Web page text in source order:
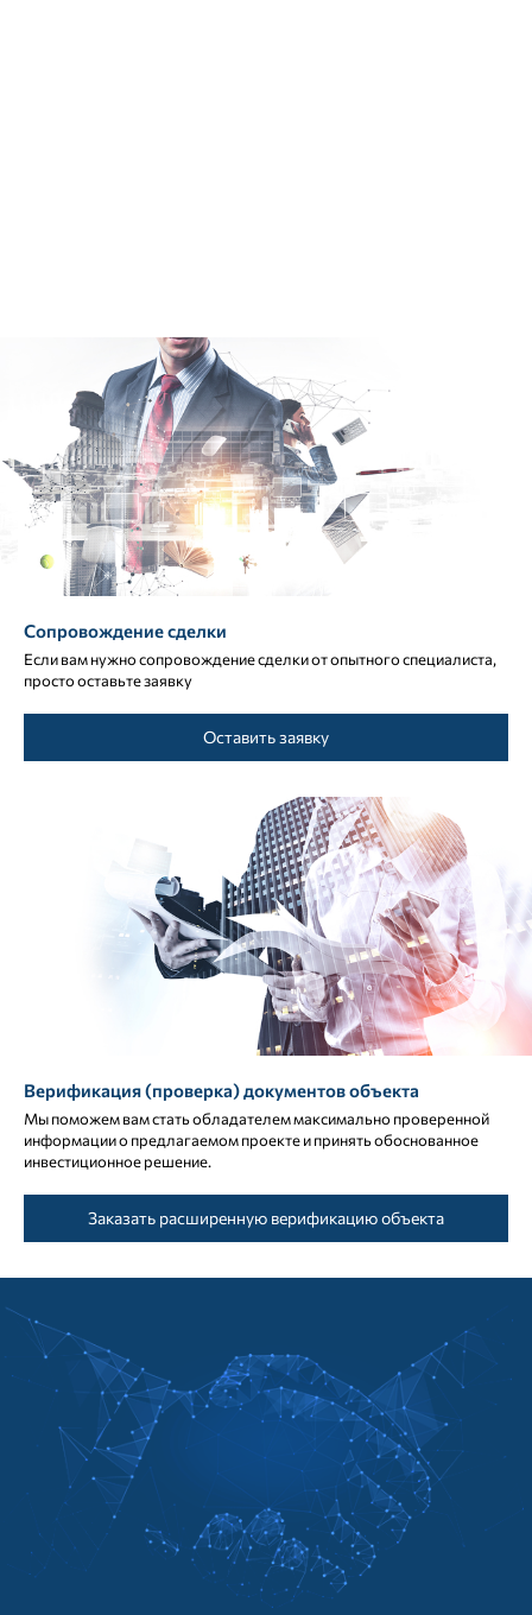
Сопровождение сделки
Если вам нужно сопровождение сделки от опытного специалиста,
просто оставьте заявку
Оставить заявку
Верификация (проверка) документов объекта
Мы поможем вам стать обладателем максимально проверенной
информации о предлагаемом проекте и принять обоснованное
инвестиционное решение.
Заказать расширенную верификацию объекта